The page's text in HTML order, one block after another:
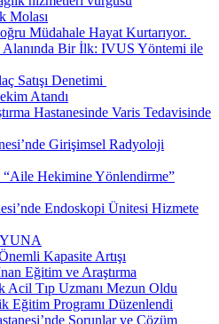
Molası
Müdahale Hayat Kurtarıyor.
Alanında Bir İlk: IVUS Yöntemi ile
Satışı Denetimi
Atandı
Hastanesinde Varis Tedavisinde
Girişimsel Radyoloji
Hekimine Yönlendirme”
Endoskopi Ünitesi Hizmete
Kapasite Artışı
Eğitim ve Araştırma
Acil Tıp Uzmanı Mezun Oldu
Eğitim Programı Düzenlendi
Sorunlar ve Çözüm